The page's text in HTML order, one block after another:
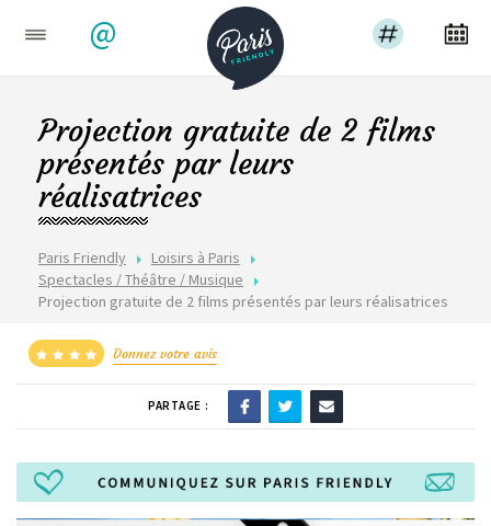
@
Paris Friendly
Loisirs à Paris
Spectacles / Théâtre / Musique
Projection gratuite de 2 films présentés par leurs réalisatrices
Projection gratuite de 2 films
présentés par leurs
réalisatrices
Donnez votre avis
PARTAGE :